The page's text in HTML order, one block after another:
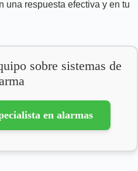
una respuesta efectiva y en tu
sobre sistemas de
en alarmas